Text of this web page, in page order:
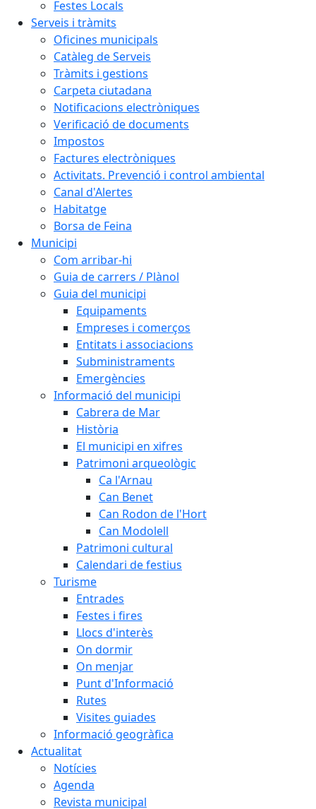
Festes Locals
Serveis i tràmits
Oficines municipals
Catàleg de Serveis
Tràmits i gestions
Carpeta ciutadana
Notificacions electròniques
Verificació de documents
Impostos
Factures electròniques
Activitats. Prevenció i control ambiental
Canal d'Alertes
Habitatge
Borsa de Feina
Municipi
Com arribar-hi
Guia de carrers / Plànol
Guia del municipi
Equipaments
Empreses i comerços
Entitats i associacions
Subministraments
Emergències
Informació del municipi
Cabrera de Mar
Història
El municipi en xifres
Patrimoni arqueològic
Ca l'Arnau
Can Benet
Can Rodon de l'Hort
Can Modolell
Patrimoni cultural
Calendari de festius
Turisme
Entrades
Festes i fires
Llocs d'interès
On dormir
On menjar
Punt d'Informació
Rutes
Visites guiades
Informació geogràfica
Actualitat
Notícies
Agenda
Revista municipal